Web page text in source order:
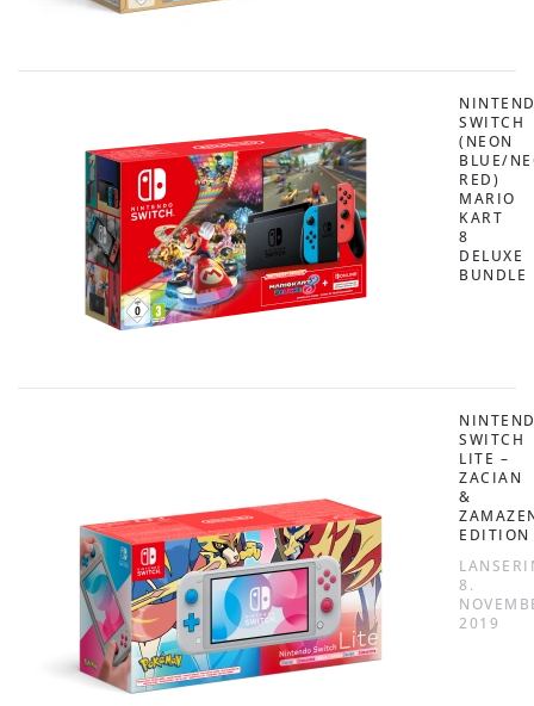
SWITCH
(NEON
BLUE/
RED)
MARIO
KART
8
DELUXE
BUNDLE
SWITCH
LITE –
ZACIAN
&
EDITION
8.
2019